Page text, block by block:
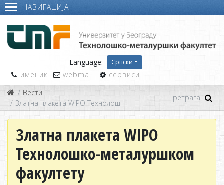
НАВИГАЦИЈА
Language: Српски
именик webmail
сервиси
Вести
Златна плакета WIPO Технолошко-металуршком факултету
Златна плакета WIPO
Технолошко-металуршком
факултету